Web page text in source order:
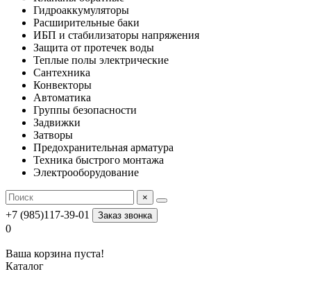
Гидроаккумуляторы
Расширительные баки
ИБП и стабилизаторы напряжения
Защита от протечек воды
Теплые полы электрические
Сантехника
Конвекторы
Автоматика
Группы безопасности
Задвижки
Затворы
Предохранительная арматура
Техника быстрого монтажа
Электрооборудование
×
+7 (985)117-39-01 Заказ звонка
0
Ваша корзина пуста!
Каталог